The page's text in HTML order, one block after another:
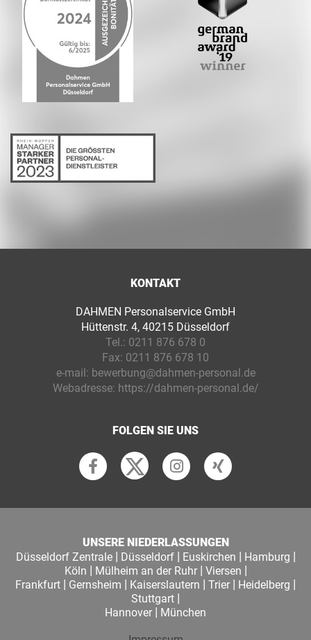
KONTAKT
DAHMEN Personalservice GmbH
Hüttenstr. 4, 40215 Düsseldorf
Tel.: 0211 876 678 0
Fax: 0211 876 678 10
e-mail: bewerbung@dahmen-personal.de
Webadresse: https://dahmen-personal.de/
FOLGEN SIE UNS
UNSERE NIEDERLASSUNGEN
Düsseldorf Zentrale| Düsseldorf| Euskirchen | Hamburg |
Köln | Mülheim an der Ruhr| Viersen |
Frankfurt | Gernsheim | Kaiserslautern | Trier | Heidelberg |
Stuttgart |
Hannover | München